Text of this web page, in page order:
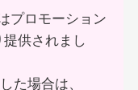
プロモーション
供されまし
た場合は、